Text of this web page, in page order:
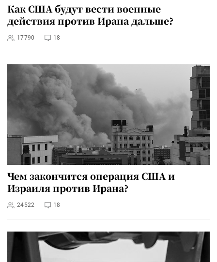
Как США будут вести военные
действия против Ирана дальше?
17790 18
Чем закончится операция США и
Израиля против Ирана?
24522 18